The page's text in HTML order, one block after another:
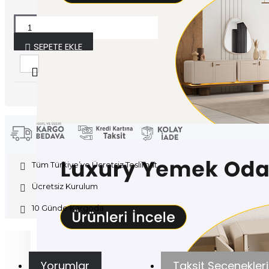
SEPETE EKLE
Tüm Türkiye’ye Ücretsiz Teslimat
Ücretsiz Kurulum
10 Günde Kargoda
Yorumlar Taksit Seçenekleri